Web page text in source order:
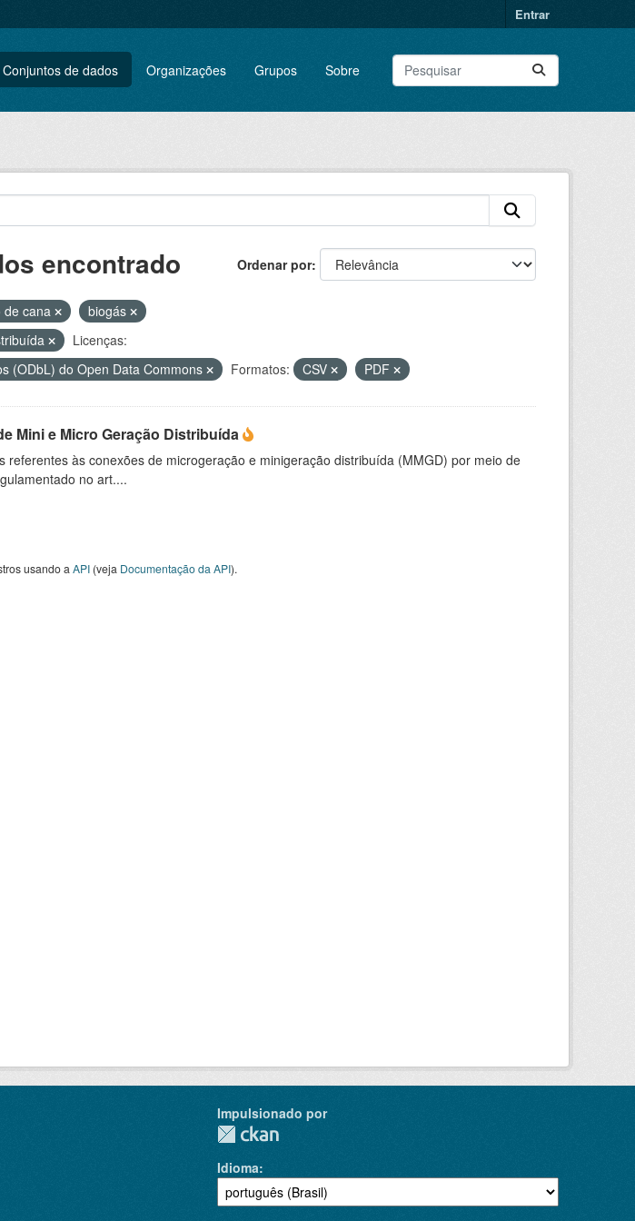
Entrar
Conjuntos de dados Organizações Grupos Sobre
Ordenar por
encontrado
de cana
biogás
Licenças:
(ODbL) do Open Data Commons
Formatos: CSV PDF
Mini e Micro Geração Distribuída
referentes às conexões de microgeração e minigeração distribuída (MMGD) por meio de
no art....
usando a API(veja Documentação da API).
Impulsionado por
Idioma